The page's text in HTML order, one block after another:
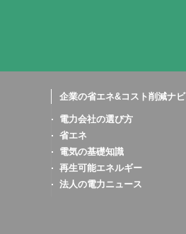
企業の省エネ&コスト削減ナビ
電力会社の選び方
省エネ
電気の基礎知識
再生可能エネルギー
法人の電力ニュース